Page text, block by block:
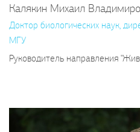
Калякин Михаил
Доктор биологических наук,
МГУ
Руководитель направления